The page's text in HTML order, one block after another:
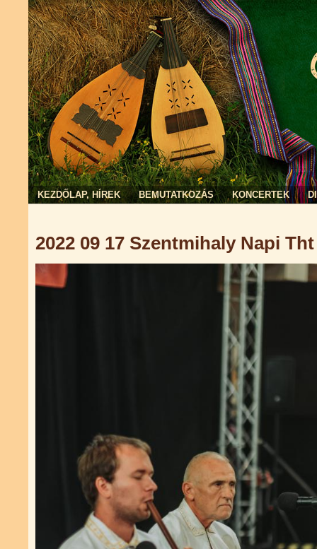
KEZDŐLAP, HÍREK BEMUTATKOZÁS KONCERTEK
2022 09 17 Szentmihaly Napi